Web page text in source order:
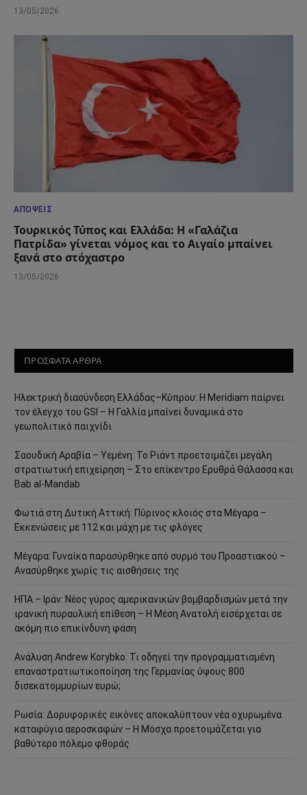
13/05/2026
ΑΠΌΨΕΙΣ
Τουρκικός Τύπος και Ελλάδα: Η «Γαλάζια
Πατρίδα» γίνεται νόμος και το Αιγαίο μπαίνει
ξανά στο στόχαστρο
13/05/2026
ΠΡΟΣΦΑΤΑ ΑΡΘΡΑ
Ηλεκτρική διασύνδεση Ελλάδας–Κύπρου: Η Meridiam παίρνει
τον έλεγχο του GSI – Η Γαλλία μπαίνει δυναμικά στο
γεωπολιτικό παιχνίδι
Σαουδική Αραβία – Υεμένη: Το Ριάντ προετοιμάζει μεγάλη
στρατιωτική επιχείρηση – Στο επίκεντρο Ερυθρά Θάλασσα και
Bab al-Mandab
Φωτιά στη Δυτική Αττική: Πύρινος κλοιός στα Μέγαρα –
Εκκενώσεις με 112 και μάχη με τις φλόγες
Μέγαρα: Γυναίκα παρασύρθηκε από συρμό του Προαστιακού –
Ανασύρθηκε χωρίς τις αισθήσεις της
ΗΠΑ – Ιράν: Νέος γύρος αμερικανικών βομβαρδισμών μετά την
ιρανική πυραυλική επίθεση – Η Μέση Ανατολή εισέρχεται σε
ακόμη πιο επικίνδυνη φάση
Ανάλυση Andrew Korybko: Τι οδηγεί την προγραμματισμένη
επαναστρατιωτικοποίηση της Γερμανίας ύψους 800
δισεκατομμυρίων ευρώ;
Ρωσία: Δορυφορικές εικόνες αποκαλύπτουν νέα οχυρωμένα
καταφύγια αεροσκαφών – Η Μόσχα προετοιμάζεται για
βαθύτερο πόλεμο φθοράς